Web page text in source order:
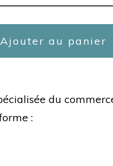
Ajouter au panier
du
: